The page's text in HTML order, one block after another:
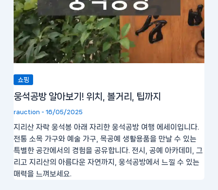
쇼핑
웅석공방 알아보기! 위치, 볼거리, 팁까지
rauction - 16/05/2025
지리산 자락 웅석봉 아래 자리한 웅석공방 여행 에세이입니다.
전통 소목 가구와 예술 가구, 목공예 생활용품을 만날 수 있는
특별한 공간에서의 경험을 공유합니다. 전시, 공예 아카데미, 그
리고 지리산의 아름다운 자연까지, 웅석공방에서 느낄 수 있는
매력을 느껴보세요.